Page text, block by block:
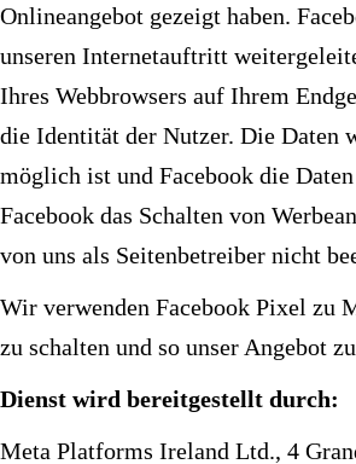
Onlineangebot gezeigt haben.
unseren Internetauftritt
Ihres Webbrowsers auf Ihrem
die Identität der Nutzer. Die Daten
möglich ist und Facebook die
Facebook das Schalten von
von uns als Seitenbetreiber nicht
Wir verwenden Facebook Pixel zu
zu schalten und so unser Angebot
Dienst wird bereitgestellt durch:
Meta Platforms Ireland Ltd., 4